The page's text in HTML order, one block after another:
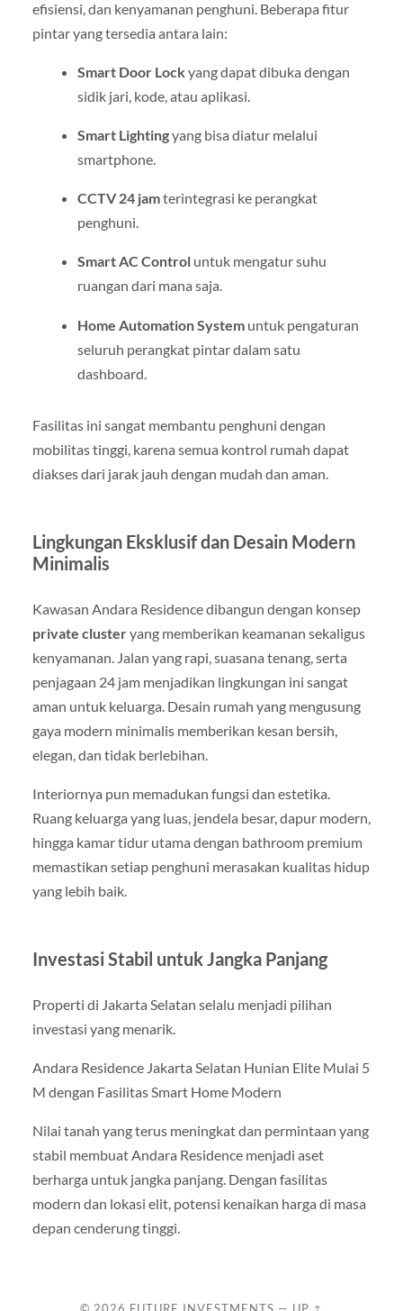
efisiensi, dan kenyamanan penghuni. Beberapa fitur
pintar yang tersedia antara lain:
Smart Door Lockyang dapat dibuka dengan
sidik jari, kode, atau aplikasi.
Smart Lightingyang bisa diatur melalui
smartphone.
CCTV 24 jamterintegrasi ke perangkat
penghuni.
Smart AC Controluntuk mengatur suhu
ruangan dari mana saja.
Home Automation Systemuntuk pengaturan
seluruh perangkat pintar dalam satu
dashboard.
Fasilitas ini sangat membantu penghuni dengan
mobilitas tinggi, karena semua kontrol rumah dapat
diakses dari jarak jauh dengan mudah dan aman.
Lingkungan Eksklusif dan Desain Modern
Minimalis
Kawasan Andara Residence dibangun dengan konsep
private clusteryang memberikan keamanan sekaligus
kenyamanan. Jalan yang rapi, suasana tenang, serta
penjagaan 24 jam menjadikan lingkungan ini sangat
aman untuk keluarga. Desain rumah yang mengusung
gaya modern minimalis memberikan kesan bersih,
elegan, dan tidak berlebihan.
Interiornya pun memadukan fungsi dan estetika.
Ruang keluarga yang luas, jendela besar, dapur modern,
hingga kamar tidur utama dengan bathroom premium
memastikan setiap penghuni merasakan kualitas hidup
yang lebih baik.
Investasi Stabil untuk Jangka Panjang
Properti di Jakarta Selatan selalu menjadi pilihan
investasi yang menarik.
Andara Residence Jakarta Selatan Hunian Elite Mulai 5
M dengan Fasilitas Smart Home Modern
Nilai tanah yang terus meningkat dan permintaan yang
stabil membuat Andara Residence menjadi aset
berharga untuk jangka panjang. Dengan fasilitas
modern dan lokasi elit, potensi kenaikan harga di masa
depan cenderung tinggi.
© 2026 FUTURE INVESTMENTS — UP ↑